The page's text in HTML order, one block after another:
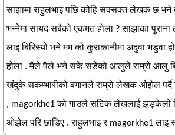
साझामा राहुलभाइ पछि कोहि सक्सक्त लेखक छ भने
भन्नेमा सायद सबैको एकमत होला ? साझाका
लाइ बिरिस्यो भने मम को कुराकानीमा अदुवा भडुवा
होला . मैले पैले भने सके सडेको आलुले राम्रो आलु
खंदुके सकम्भारीको बगानले राम्रो लेखक ओझेल पर्दै
, magorkhe1 को गाउले सटिक लेखलाई झड्केलो
ओझेल परि छाडिए . राहुलभाइ र magorkhe1 लाइ